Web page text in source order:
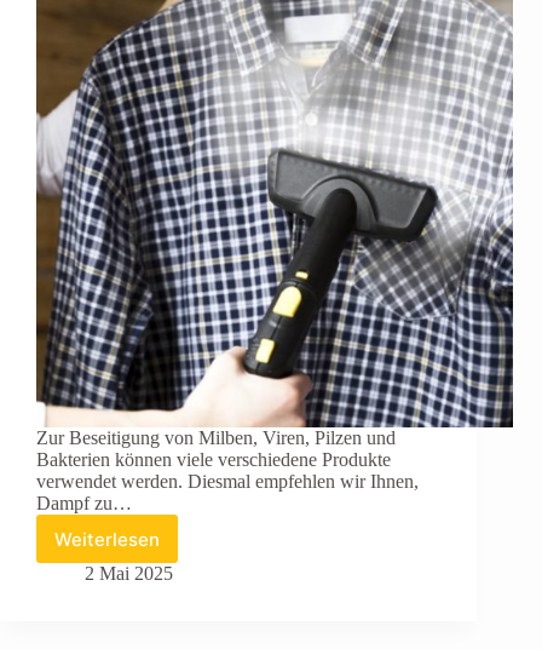
Zur Beseitigung von Milben, Viren, Pilzen und
Bakterien können viele verschiedene Produkte
verwendet werden. Diesmal empfehlen wir Ihnen,
Dampf zu…
Weiterlesen
Kann
Dampf
2 Mai 2025